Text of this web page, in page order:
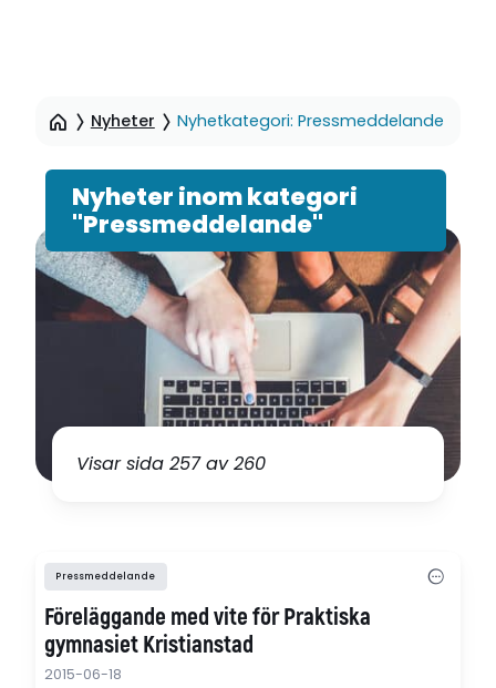
sidinnehåll
Nyheter Nyhetkategori: Pressmeddelande
Nyheter inom kategori
"Pressmeddelande"
Visar sida 257 av 260
Pressmeddelande
Föreläggande med vite för Praktiska
gymnasiet Kristianstad
2015-06-18